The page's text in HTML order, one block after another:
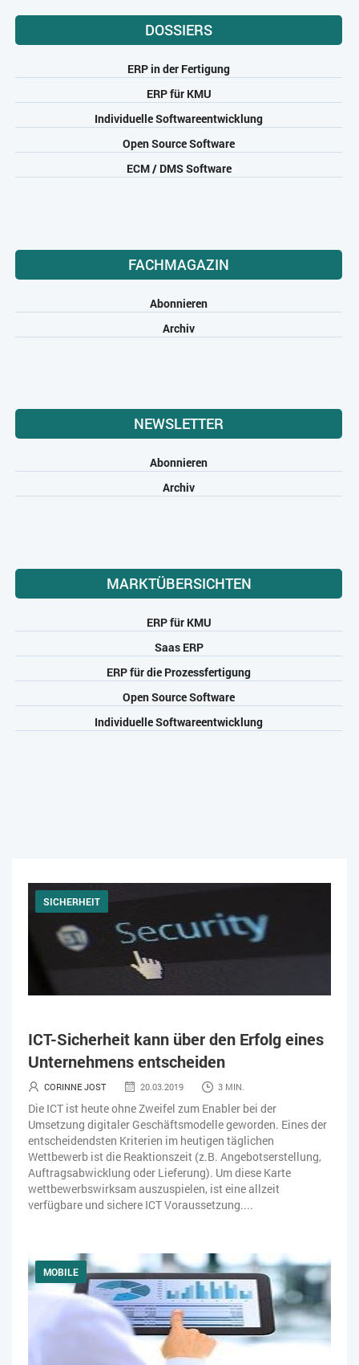
DOSSIERS
ERP in der Fertigung
ERP für KMU
Individuelle Softwareentwicklung
Open Source Software
ECM / DMS Software
FACHMAGAZIN
Abonnieren
Archiv
NEWSLETTER
Abonnieren
Archiv
MARKTÜBERSICHTEN
ERP für KMU
Saas ERP
ERP für die Prozessfertigung
Open Source Software
Individuelle Softwareentwicklung
SICHERHEIT
ICT-Sicherheit kann über den Erfolg eines
Unternehmens entscheiden
CORINNE JOST 20.03.2019 3 MIN.
Die ICT ist heute ohne Zweifel zum Enabler bei der
Umsetzung digitaler Geschäftsmodelle geworden. Eines der
entscheidendsten Kriterien im heutigen täglichen
Wettbewerb ist die Reaktionszeit (z.B. Angebotserstellung,
Auftragsabwicklung oder Lieferung). Um diese Karte
wettbewerbswirksam auszuspielen, ist eine allzeit
verfügbare und sichere ICT Voraussetzung....
MOBILE